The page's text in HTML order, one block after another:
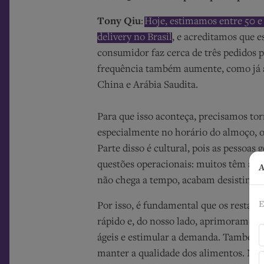
Tony Qiu: Hoje, estimamos entre 50
delivery no Brasil, e acreditamos que
consumidor faz cerca de três pedidos
frequência também aumente, como
China e Arábia Saudita.
Para que isso aconteça, precisamos
especialmente no horário do almoço,
Parte disso é cultural, pois as pessoas
questões operacionais: muitos têm
não chega a tempo, acabam desistindo.
Por isso, é fundamental que os
rápido e, do nosso lado, aprimoramos
ágeis e estimular a demanda.
manter a qualidade dos alimentos. Na